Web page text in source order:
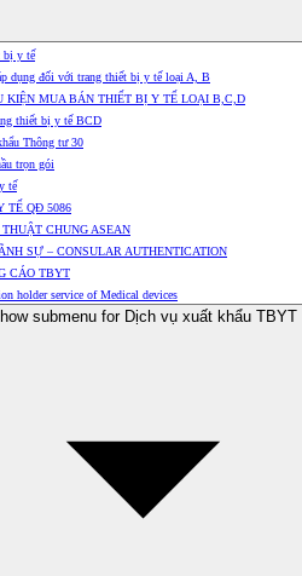
bị y tế
dụng đối với trang thiết bị y tế loại A, B
KIỆN MUA BÁN THIẾT BỊ Y TẾ LOẠI B,C,D
thiết bị y tế BCD
Thông tư 30
trọn gói
tế
TẾ QĐ 5086
CHUNG ASEAN
SỰ – CONSULAR AUTHENTICATION
CÁO TBYT
holder service of Medical devices
submenu for Dịch vụ xuất khẩu TBYT